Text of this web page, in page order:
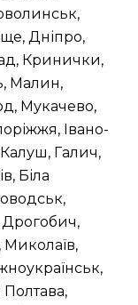
Дніпро,
Кринички,
Малин,
Мукачево,
Івано-
Галич,
Біла
Дрогобич,